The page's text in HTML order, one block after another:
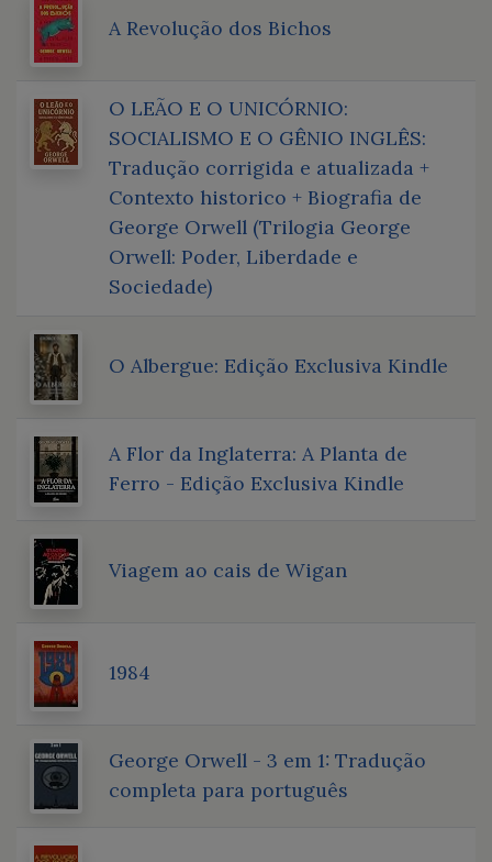
A Revolução dos Bichos
O LEÃO E O UNICÓRNIO:
SOCIALISMO E O GÊNIO INGLÊS:
Tradução corrigida e atualizada +
Contexto historico + Biografia de
George Orwell (Trilogia George
Orwell: Poder, Liberdade e
Sociedade)
O Albergue: Edição Exclusiva Kindle
A Flor da Inglaterra: A Planta de
Ferro - Edição Exclusiva Kindle
Viagem ao cais de Wigan
1984
George Orwell - 3 em 1: Tradução
completa para português